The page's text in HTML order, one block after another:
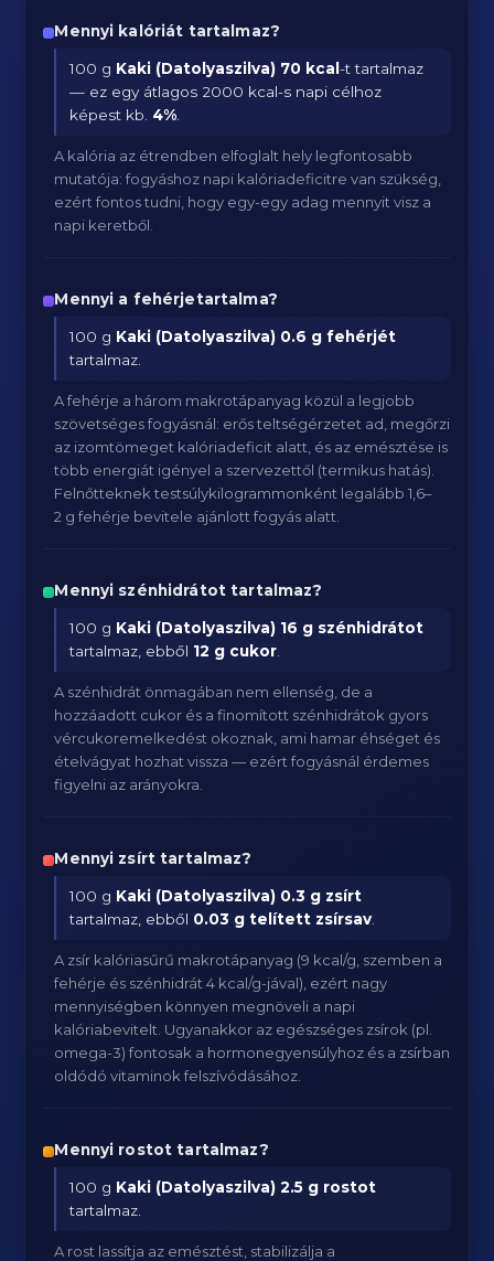
Mennyi kalóriát tartalmaz?
100 g Kaki (Datolyaszilva) 70 kcal-t tartalmaz
— ez egy átlagos 2000 kcal-s napi célhoz
képest kb. 4%
A kalória az étrendben elfoglalt hely legfontosabb
mutatója: fogyáshoz napi kalóriadeficitre van szükség,
ezért fontos tudni, hogy egy-egy adag mennyit visz a
napi keretből.
Mennyi a fehérjetartalma?
100 g Kaki (Datolyaszilva) 0.6 g fehérjét
tartalmaz.
A fehérje a három makrotápanyag közül a legjobb
szövetséges fogyásnál: erős teltségérzetet ad, megőrzi
az izomtömeget kalóriadeficit alatt, és az emésztése is
több energiát igényel a szervezettől (termikus hatás).
Felnőtteknek testsúlykilogrammonként legalább 1,6–
2 g fehérje bevitele ajánlott fogyás alatt.
Mennyi szénhidrátot tartalmaz?
100 g Kaki (Datolyaszilva) 16 g szénhidrátot
tartalmaz, ebből 12 g cukor
A szénhidrát önmagában nem ellenség, de a
hozzáadott cukor és a finomított szénhidrátok gyors
vércukoremelkedést okoznak, ami hamar éhséget és
ételvágyat hozhat vissza — ezért fogyásnál érdemes
figyelni az arányokra.
Mennyi zsírt tartalmaz?
100 g Kaki (Datolyaszilva) 0.3 g zsírt
tartalmaz, ebből 0.03 g telített zsírsav
A zsír kalóriasűrű makrotápanyag (9 kcal/g, szemben a
fehérje és szénhidrát 4 kcal/g-jával), ezért nagy
mennyiségben könnyen megnöveli a napi
kalóriabevitelt. Ugyanakkor az egészséges zsírok (pl.
omega-3) fontosak a hormonegyensúlyhoz és a zsírban
oldódó vitaminok felszívódásához.
Mennyi rostot tartalmaz?
100 g Kaki (Datolyaszilva) 2.5 g rostot
tartalmaz.
A rost lassítja az emésztést, stabilizálja a